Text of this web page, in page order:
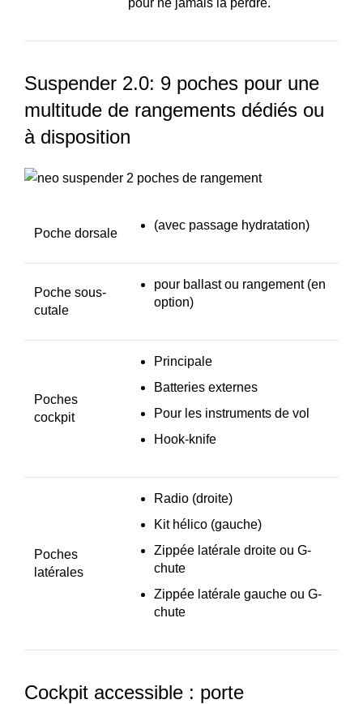
pour ne jamais la perdre.
Suspender 2.0: 9 poches pour une
multitude de rangements dédiés ou
à disposition
Poche dorsale
(avec passage hydratation)
Poche sous-
cutale
pour ballast ou rangement (en
option)
Poches
cockpit
Principale
Batteries externes
Pour les instruments de vol
Hook-knife
Poches
latérales
Radio (droite)
Kit hélico (gauche)
Zippée latérale droite ou G-
chute
Zippée latérale gauche ou G-
chute
Cockpit accessible : porte